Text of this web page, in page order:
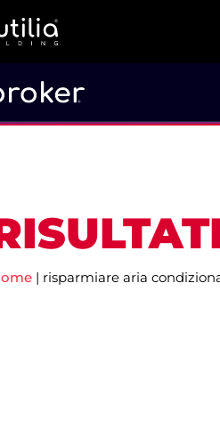
| risparmiare aria